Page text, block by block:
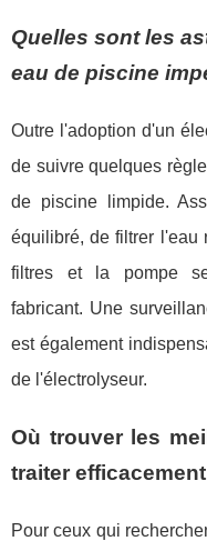
Quelles sont les
eau de piscine
Outre l'adoption d'un
de suivre quelques
de piscine limpide.
équilibré, de filtrer l'eau
filtres et la pompe
fabricant. Une
est également
de l'électrolyseur.
Où trouver les
traiter
Pour ceux qui